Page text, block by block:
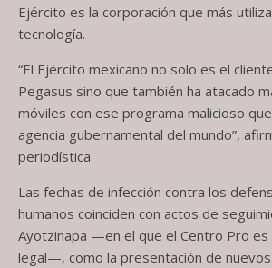
Ejército es la corporación que más
tecnología.
“El Ejército mexicano no solo es el
Pegasus sino que también ha atacado
móviles con ese programa malicioso
agencia gubernamental del mundo”,
periodística.
Las fechas de infección contra los
humanos coinciden con actos de
Ayotzinapa —en el que el Centro Pro
legal—, como la presentación de